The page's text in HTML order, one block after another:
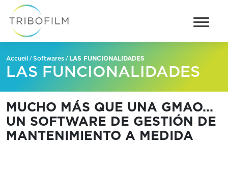
Accueil /Softwares / LAS FUNCIONALIDADES
LAS FUNCIONALIDADES
MUCHO MÁS QUE UNA GMAO…
UN SOFTWARE DE GESTIÓN DE
MANTENIMIENTO A MEDIDA